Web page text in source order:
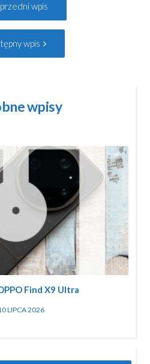
wpis
wpis:
wpis
wpis:
wpisy
Find X9 Ultra
LIPCA 2026